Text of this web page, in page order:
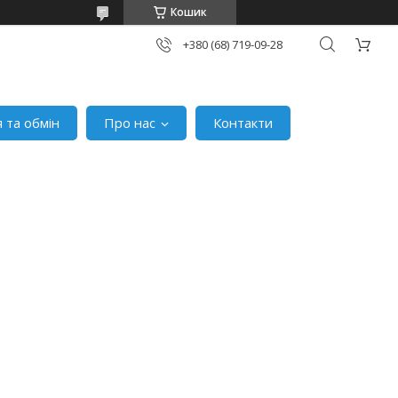
Кошик
+380 (68) 719-09-28
обмін Про нас Контакти